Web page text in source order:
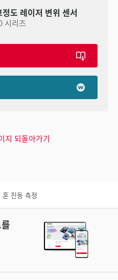
정도 레이저 변위 센서
시리즈
지 되돌아가기
혼 진동 측정